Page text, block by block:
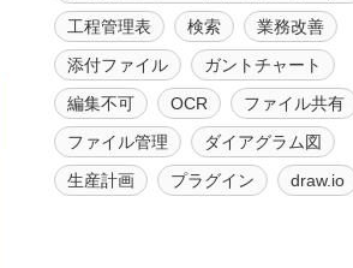
工程管理表
検索
業務改善
添付ファイル
ガントチャート
編集不可
OCR
ファイル共有
ファイル管理
ダイアグラム図
生産計画
プラグイン draw.io